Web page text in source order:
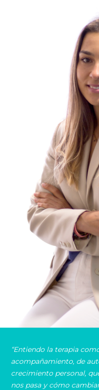
“Entiendo la terapia
acompañamiento, de
crecimiento personal,
nos pasa y cómo